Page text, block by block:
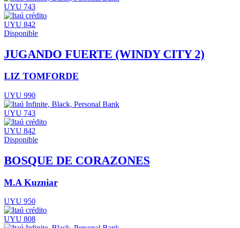
UYU 743
UYU 842
Disponible
JUGANDO FUERTE (WINDY CITY 2)
LIZ TOMFORDE
UYU 990
UYU 743
UYU 842
Disponible
BOSQUE DE CORAZONES
M.A Kuzniar
UYU 950
UYU 808